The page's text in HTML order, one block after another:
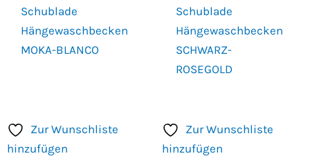
Schublade
Hängewaschbecken
MOKA-BLANCO
Schublade
Hängewaschbecken
SCHWARZ-
ROSEGOLD
Zur Wunschliste
hinzufügen
Zur Wunschliste
hinzufügen